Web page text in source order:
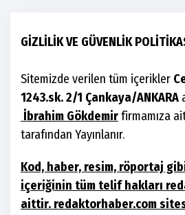
GİZLİLİK VE GÜVENLİK
Sitemizde verilen tüm içerikler
1243.sk. 2/1 Çankaya/ANKARA
İbrahim Gökdemirfirmamıza
tarafından Yayınlanır.
Kod, haber, resim, röportaj
içeriğinin tüm telif hakları
aittir. redaktorhaber.com